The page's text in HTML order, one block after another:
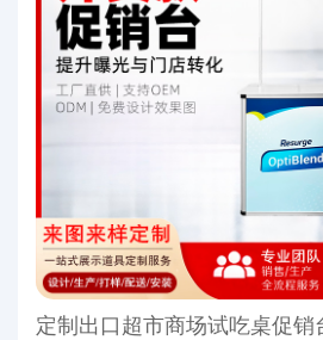
定制出口超市商场试吃桌促销